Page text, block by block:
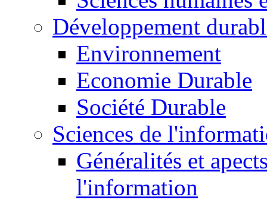
Développement
Environnement
Economie Durable
Société Durable
Sciences de
Généralités et
l'information